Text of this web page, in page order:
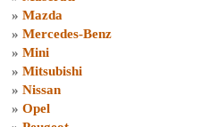
» Mazda
» Mercedes-Benz
» Mini
» Mitsubishi
» Nissan
» Opel